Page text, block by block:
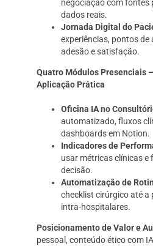
negociação com fontes
dados reais.
Jornada Digital do
experiências, pontos
adesão e satisfação.
Quatro Módulos Presenciais
Aplicação Prática
Oficina IA no
automatizado, fluxos
dashboards em Notion.
Indicadores de
usar métricas clínicas
decisão.
Automatização de
checklist cirúrgico até a
intra-hospitalares.
Posicionamento de Valor e
pessoal, conteúdo ético com